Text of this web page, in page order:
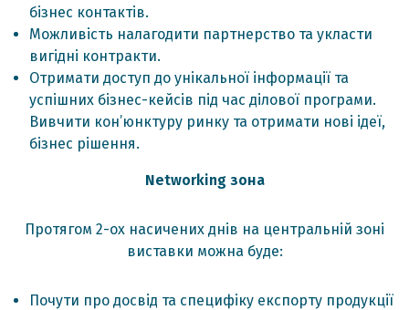
бізнес контактів.
Можливість налагодити партнерство та укласти
вигідні контракти.
Отримати доступ до унікальної інформації та
успішних бізнес-кейсів під час ділової програми.
Вивчити кон’юнктуру ринку та отримати нові ідеї,
бізнес рішення.
Networking зона
Протягом 2-ох насичених днів на центральній зоні
виставки можна буде:
Почути про досвід та специфіку експорту продукції